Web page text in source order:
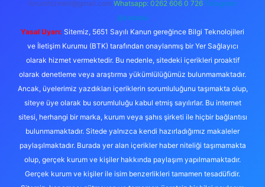
forumhizmeti@gmail.com Whatsapp: 0262 606 0 726 Telegram:
@karabul
Yasal Uyarı: Sitemiz, 5651 Sayılı Kanun gereğince Bilgi Teknolojileri
ve İletişim Kurumu (BTK) tarafından onaylanmış bir Yer Sağlayıcı
olarak hizmet vermektedir. Bu nedenle, sitedeki içerikleri proaktif
olarak denetleme veya araştırma yükümlülüğümüz bulunmamaktadır.
Ancak, üyelerimiz yazdıkları içeriklerin sorumluluğunu taşımakta olup,
siteye üye olarak bu sorumluluğu kabul etmiş sayılırlar. Bu internet
sitesi, herhangi bir marka, kurum veya şahıs şirketi ile hiçbir bağlantısı
bulunmamaktadır. Sitede yalnızca kendi hazırladığımız makaleler
paylaşılmaktadır. Burada yer alan içerikler haber niteliği taşımamakta
olup, gerçek kurum ve kişiler hakkında paylaşım yapılmamaktadır.
Gerçek kurum ve kişiler ile isim benzerlikleri tamamen tesadüfidir.